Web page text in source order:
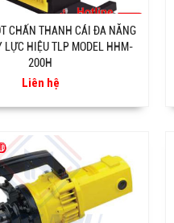
CHẤN THANH CÁI ĐA NĂNG
LỰC HIỆU TLP MODEL HHM-
200H
Liên hệ